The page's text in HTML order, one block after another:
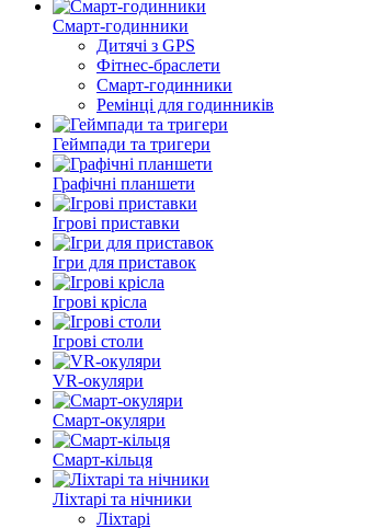
Смарт-годинники
Дитячі з GPS
Фітнес-браслети
Смарт-годинники
Ремінці для годинників
Геймпади та тригери
Графічні планшети
Ігрові приставки
Ігри для приставок
Ігрові крісла
Ігрові столи
VR-окуляри
Смарт-окуляри
Смарт-кільця
Ліхтарі та нічники
Ліхтарі